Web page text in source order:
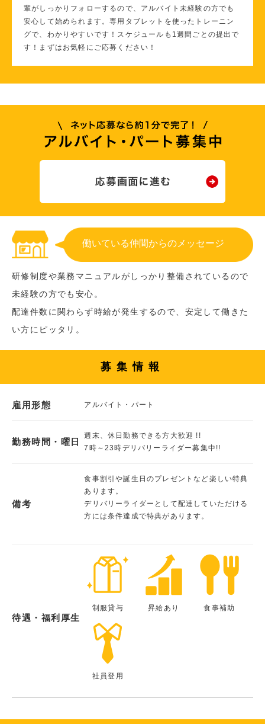
輩がしっかりフォローするので、アルバイト未経験の方でも
安心して始められます。専用タブレットを使ったトレーニン
グで、わかりやすいです！スケジュールも1週間ごとの提出で
す！まずはお気軽にご応募ください！
働いている仲間からのメッセージ
研修制度や業務マニュアルがしっかり整備されているので
未経験の方でも安心。
配達件数に関わらず時給が発生するので、安定して働きた
い方にピッタリ。
募集情報
雇用形態 アルバイト・パート
勤務時間・曜日
週末、休日勤務できる方大歓迎 !!
7時～23時デリバリーライダー募集中!!
備考
食事割引や誕生日のプレゼントなど楽しい特典
あります。
デリバリーライダーとして配達していただける
方には条件達成で特典があります。
待遇・福利厚生
制服貸与 昇給あり 食事補助
社員登用